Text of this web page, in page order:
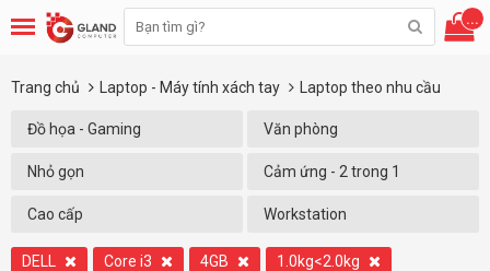
...
Trang chủ Laptop - Máy tính xách tay Laptop theo nhu cầu
Đồ họa - Gaming Văn phòng
Nhỏ gọn Cảm ứng - 2 trong 1
Cao cấp Workstation
DELL Core i3 4GB
1.0kg<2.0kg